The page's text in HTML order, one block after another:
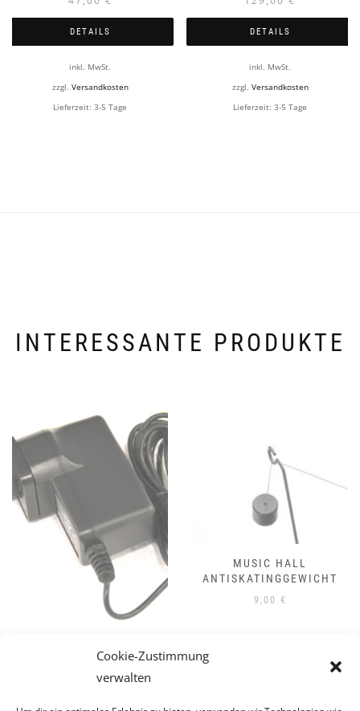
Cookie-Zustimmung
verwalten
DETAILS
inkl. MwSt.
zzgl. Versandkosten
Lieferzeit: 3-5 Tage
DETAILS
inkl. MwSt.
zzgl. Versandkosten
Lieferzeit: 3-5 Tage
INTERESSANTE PRODUKTE
MUSIC HALL NETZTEIL DC
15V/800MA
39,00 €
MUSIC HALL
ANTISKATINGGEWICHT
9,00 €